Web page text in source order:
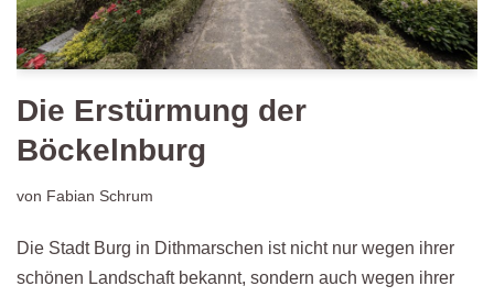
Die Erstürmung der
Böckelnburg
von Fabian Schrum
Die Stadt Burg in Dithmarschen ist nicht nur wegen ihrer
schönen Landschaft bekannt, sondern auch wegen ihrer